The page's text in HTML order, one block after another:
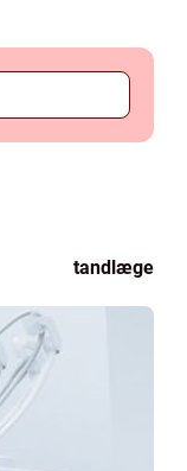
tandlæge